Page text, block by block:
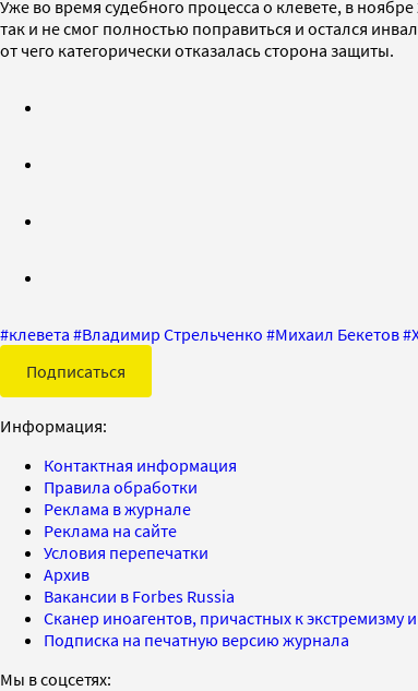
Уже во время судебного процесса о клевете, в
так и не смог полностью поправиться и остался
от чего категорически отказалась сторона защиты.
#клевета #Владимир Стрельченко #Михаил Бекетов#
Подписаться
Информация:
Контактная информация
Правила обработки
Реклама в журнале
Реклама на сайте
Условия перепечатки
Архив
Вакансии в Forbes Russia
Сканер иноагентов, причастных к
Подписка на печатную версию журнала
Мы в соцсетях: